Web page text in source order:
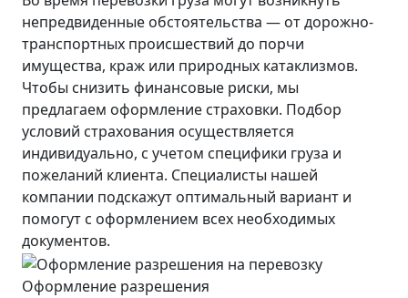
непредвиденные обстоятельства — от дорожно-
транспортных происшествий до порчи
имущества, краж или природных катаклизмов.
Чтобы снизить финансовые риски, мы
предлагаем оформление страховки. Подбор
условий страхования осуществляется
индивидуально, с учетом специфики груза и
пожеланий клиента. Специалисты нашей
компании подскажут оптимальный вариант и
помогут с оформлением всех необходимых
документов.
Оформление разрешения